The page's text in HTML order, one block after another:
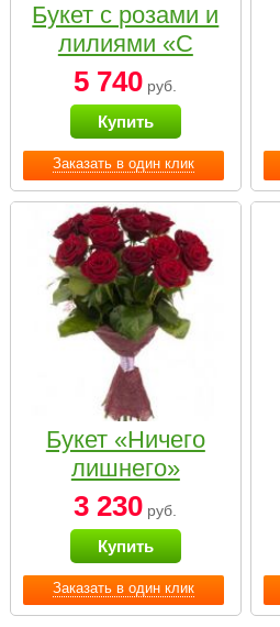
Заказать в один клик
Букет с розами и
лилиями «С
наилучшими
пожеланиями»
5 740 руб.
Купить
Заказать в один клик
Букет «Ничего
лишнего»
3 230 руб.
Купить